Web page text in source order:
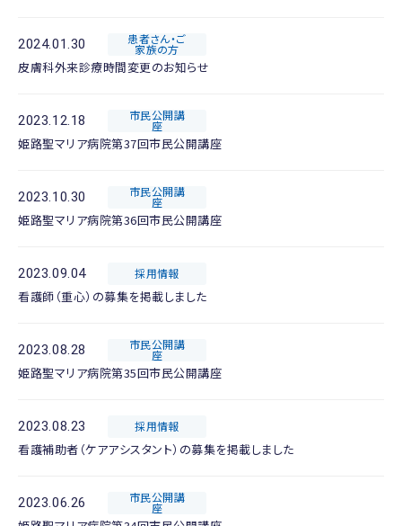
2024.01.30 患者さん・ご
家族の方
皮膚科外来診療時間変更のお知らせ
2023.12.18 市民公開講
座
姫路聖マリア病院第37回市民公開講座
2023.10.30 市民公開講
座
姫路聖マリア病院第36回市民公開講座
2023.09.04 採用情報
看護師（重心）の募集を掲載しました
2023.08.28 市民公開講
座
姫路聖マリア病院第35回市民公開講座
2023.08.23 採用情報
看護補助者（ケアアシスタント）の募集を掲載しました
2023.06.26 市民公開講
座